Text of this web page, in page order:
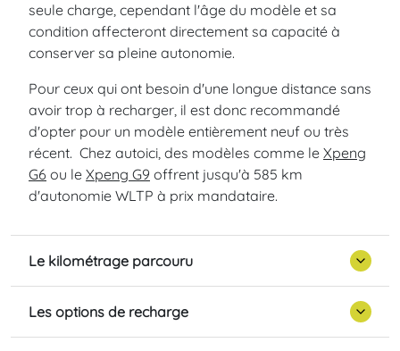
seule charge, cependant l'âge du modèle et sa
condition affecteront directement sa capacité à
conserver sa pleine autonomie.
Pour ceux qui ont besoin d'une longue distance sans
avoir trop à recharger, il est donc recommandé
d'opter pour un modèle entièrement neuf ou très
récent. Chez autoici, des modèles comme le Xpeng
G6 ou le Xpeng G9 offrent jusqu'à 585 km
d'autonomie WLTP à prix mandataire.
Le kilométrage parcouru
Les options de recharge